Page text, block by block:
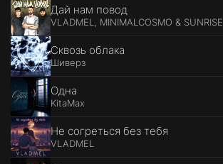
Дай нам повод
VLADMEL, MINIMALCOSMO & SUNRISE
Сквозь облака
Шиверз
Одна
KitaMax
Не согреться без тебя
VLADMEL